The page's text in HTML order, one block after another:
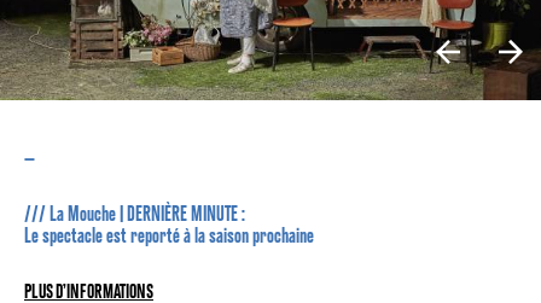
—
/// La Mouche | DERNIÈRE MINUTE :
Le spectacle est reporté à la saison prochaine
PLUS D’INFORMATIONS